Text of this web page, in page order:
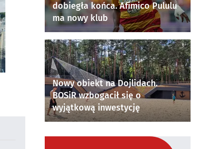
dobiegła końca. Afimico Pululu
ma nowy klub
Nowy obiekt na Dojlidach.
BOSiR wzbogacił się o
wyjątkową inwestycję